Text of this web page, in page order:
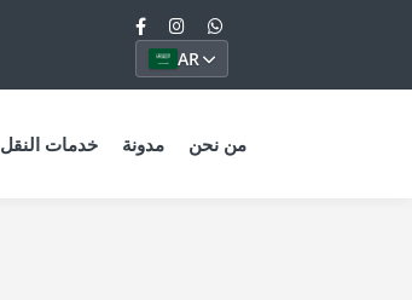
AR
خدمات النقل مدونة من نحن